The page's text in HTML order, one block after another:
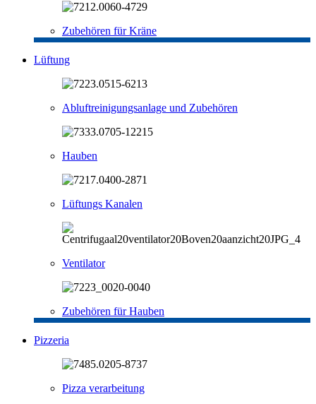
Zubehören für Kräne
Lüftung
Abluftreinigungsanlage und Zubehören
Hauben
Lüftungs Kanalen
Ventilator
Zubehören für Hauben
Pizzeria
Pizza verarbeitung